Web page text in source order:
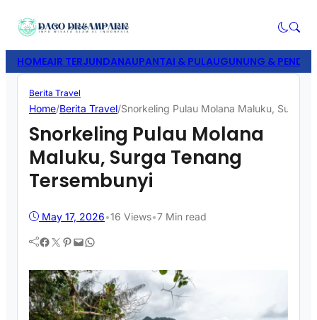
HOMEAIR TERJUNDANAUPANTAI & PULAUGUNUNG &
Berita Travel
Home/Berita Travel/Snorkeling Pulau Molana Maluku, Surga
Snorkeling Pulau Molana
Maluku, Surga Tenang
Tersembunyi
May 17, 2026•16 Views•7 Min read
Facebook Twitter Pinterest Mail WhatsApp